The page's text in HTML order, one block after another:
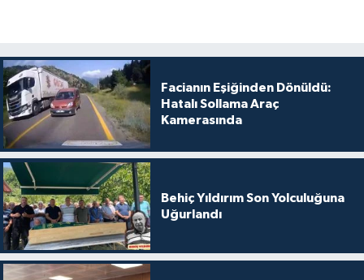
Facianın Eşiğinden Dönüldü:
Hatalı Sollama Araç
Kamerasında
Behiç Yıldırım Son Yolculuğuna
Uğurlandı